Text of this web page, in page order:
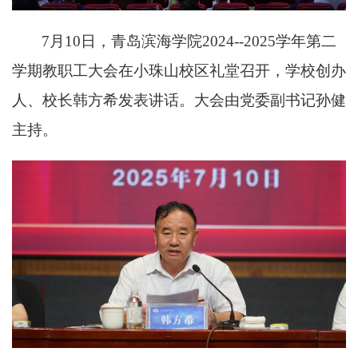
7 月 10日，青岛滨海学院2024--2025学年第二
学期教职工大会在小珠山校区礼堂召开，学校创办
人、校长韩方希发表讲话。大会由党委副 书记孙健
主持。